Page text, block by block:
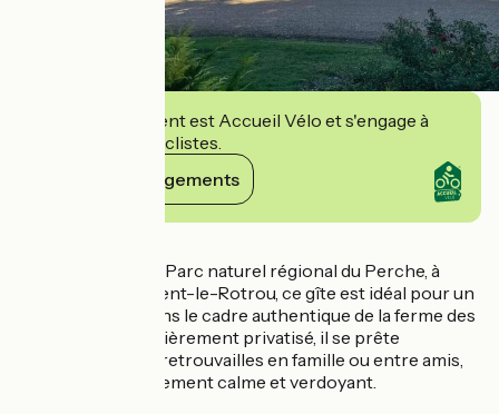
Cet établissement est Accueil Vélo et s'engage à
accueillir des cyclistes.
Voir ses engagements
Niché au cœur du Parc naturel régional du Perche, à
proximité de Nogent-le-Rotrou, ce gîte est idéal pour un
séjour détente dans le cadre authentique de la ferme des
propriétaires. Entièrement privatisé, il se prête
parfaitement aux retrouvailles en famille ou entre amis,
dans un environnement calme et verdoyant.